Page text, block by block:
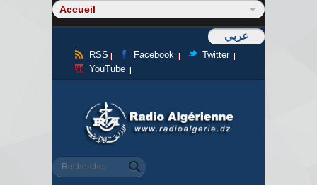
عربي
RSS Facebook
Twitter
YouTube
Formulaire de recherche
Rechercher